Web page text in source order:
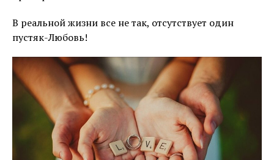
В реальной жизни все не так, отсутствует один
пустяк-Любовь!